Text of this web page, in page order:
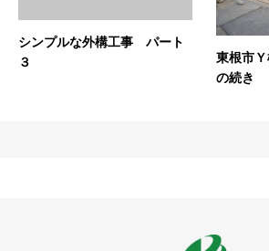
シンプルな外構工事 パート
３
東根市
の続き